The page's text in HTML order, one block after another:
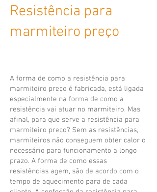
Resistência para
marmiteiro preço
A forma de como a resistência para
marmiteiro preço é fabricada, está ligada
especialmente na forma de como a
resistência vai atuar no marmiteiro. Mas
afinal, para que serve a resistência para
marmiteiro preço? Sem as resistências,
marmiteiros não conseguem obter calor o
necessário para funcionamento a longo
prazo. A forma de como essas
resistências agem, são de acordo com o
tempo de aquecimento para de cada